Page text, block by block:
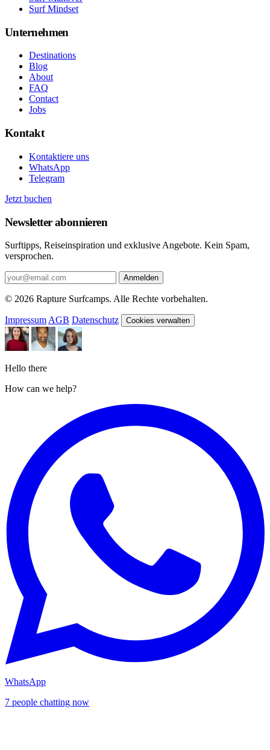
Surf Mindset
Unternehmen
Destinations
Blog
About
FAQ
Contact
Jobs
Kontakt
Kontaktiere uns
WhatsApp
Telegram
Jetzt buchen
Newsletter abonnieren
Surftipps, Reiseinspiration und exklusive Angebote. Kein Spam,
versprochen.
Anmelden
© 2026 Rapture Surfcamps. Alle Rechte vorbehalten.
Impressum AGB Datenschutz Cookies verwalten
Hello there
How can we help?
WhatsApp
7 people chatting now